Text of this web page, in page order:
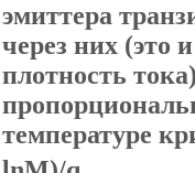
эмиттера
через них (это
плотность
температуре